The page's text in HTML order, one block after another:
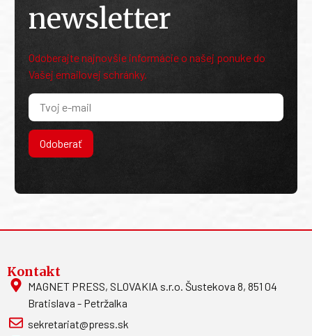
newsletter
Odoberajte najnovšie informácie o našej ponuke do
Vašej emailovej schránky.
Odoberať
Kontakt
MAGNET PRESS, SLOVAKIA s.r.o. Šustekova 8, 851 04
Bratislava - Petržalka
sekretariat@press.sk